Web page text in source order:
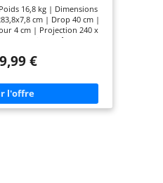
16,8 kg | Dimensions
cm | Drop 40 cm |
4 cm | Projection 240 x
Sortie du câblegauche
et d'expériences
à l'aide de la
de haute qualité : le
câble évite la formation de
plane constante pour
€